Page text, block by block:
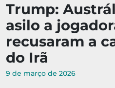
Trump:
asilo a
recusaram a
do Irã
9 de março de 2026